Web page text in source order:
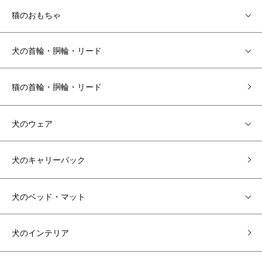
猫のおもちゃ
犬の首輪・胴輪・リード
猫の首輪・胴輪・リード
犬のウェア
犬のキャリーバック
犬のベッド・マット
犬のインテリア